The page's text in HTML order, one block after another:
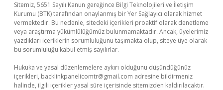
Sitemiz, 5651 Sayılı Kanun gereğince Bilgi Teknolojileri ve İletişim
Kurumu (BTK) tarafından onaylanmış bir Yer Sağlayıcı olarak hizmet
vermektedir. Bu nedenle, sitedeki içerikleri proaktif olarak denetleme
veya araştırma yükümlülüğümüz bulunmamaktadır. Ancak, üyelerimiz
yazdıkları içeriklerin sorumluluğunu taşımakta olup, siteye üye olarak
bu sorumluluğu kabul etmiş sayılırlar.
Hukuka ve yasal düzenlemelere aykırı olduğunu düşündüğünüz
içerikleri, backlinkpanelicomtr@gmail.com adresine bildirmeniz
halinde, ilgili içerikler yasal süre içerisinde sitemizden kaldırılacaktır.